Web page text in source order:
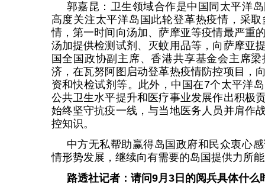
郭嘉昆：卫生领域合作是中国同太平洋
高度关注太平洋岛国此轮登革热疫情，采
情，第一时间向汤加、萨摩亚等疫情最严重
汤加提供检测试剂、灭蚊用品等，向萨摩亚
国全国政协副主席、香港共享基金会主席
济，在瓦努阿图启动登革热疫情防控项目，
资和快检试剂等。此外，中国在7个太平洋
公共卫生水平提升和医疗事业发展作出积极
始终坚守抗疫一线，与当地医务人员并肩作
控知识。
中方无私帮助赢得岛国政府和民众衷心
情形势发展，继续向有需要的岛国提供力所
路透社记者：请问9月3日的阅兵具体什么